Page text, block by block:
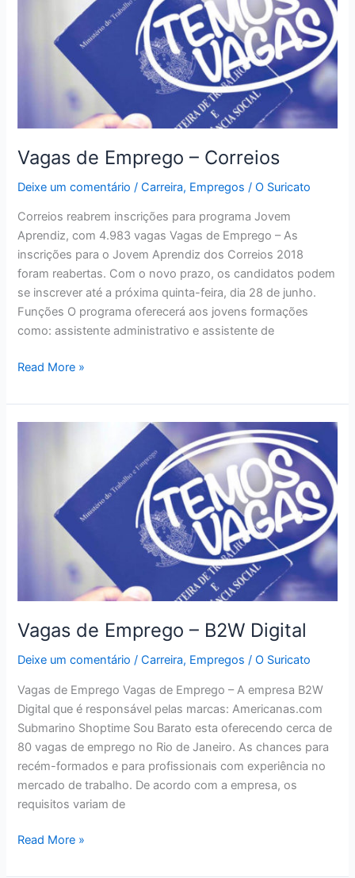
Vagas de Emprego – Correios
Deixe um comentário /Carreira, Empregos /O Suricato
Correios reabrem inscrições para programa Jovem
Aprendiz, com 4.983 vagas Vagas de Emprego – As
inscrições para o Jovem Aprendiz dos Correios 2018
foram reabertas. Com o novo prazo, os candidatos podem
se inscrever até a próxima quinta-feira, dia 28 de junho.
Funções O programa oferecerá aos jovens formações
como: assistente administrativo e assistente de
Vagas
Emprego
–
Read More »
Vagas de Emprego – B2W Digital
Deixe um comentário /Carreira, Empregos /O Suricato
Vagas de Emprego Vagas de Emprego – A empresa B2W
Digital que é responsável pelas marcas: Americanas.com
Submarino Shoptime Sou Barato esta oferecendo cerca de
80 vagas de emprego no Rio de Janeiro. As chances para
recém-formados e para profissionais com experiência no
mercado de trabalho. De acordo com a empresa, os
requisitos variam de
Vagas
Read More »